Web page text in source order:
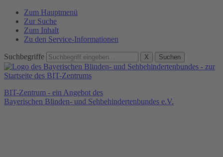
Zum Hauptmenü
Zur Suche
Zum Inhalt
Zu den Service-Informationen
Suchbegriffe X Suchen
BIT-Zentrum - ein Angebot des
Bayerischen Blinden- und Sehbehindertenbundes e.V.